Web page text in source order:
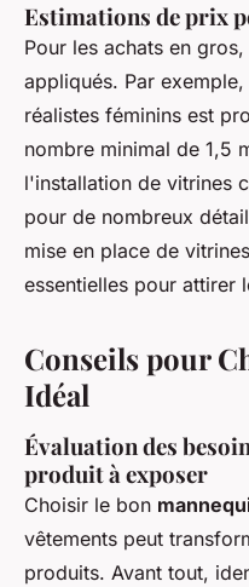
Estimations de prix
Pour les achats en
appliqués. Par
réalistes féminins est
nombre minimal de 1,5
l'installation de vitrines
pour de nombreux
mise en place de
essentielles pour attirer
Conseils pour
Idéal
Évaluation des
produit à exposer
Choisir le bon
vêtements peut
produits. Avant tout,